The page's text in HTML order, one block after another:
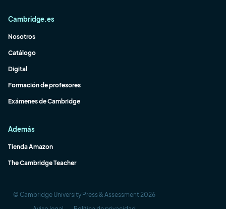
Cambridge.es
Nosotros
Catálogo
Digital
Formación de profesores
Exámenes de Cambridge
Además
Tienda Amazon
The Cambridge Teacher
© Cambridge University Press & Assessment 2026